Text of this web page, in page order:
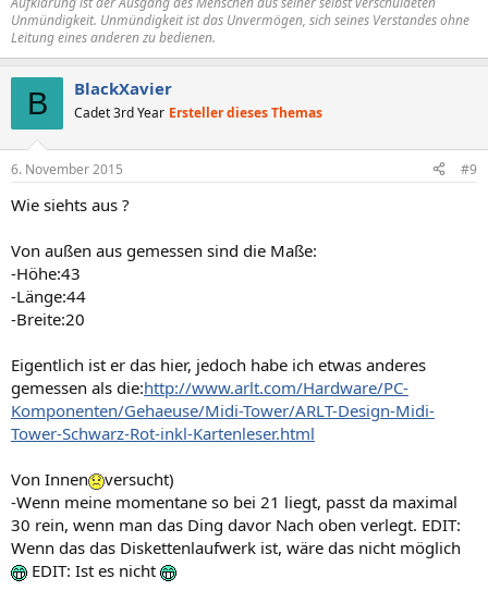
Unmündigkeit. Unmündigkeit ist das Unvermögen, sich seines Verstandes ohne
Leitung eines anderen zu bedienen.
B BlackXavier
Cadet 3rd Year Ersteller dieses Themas
6. November 2015 #9
Wie siehts aus ?
Von außen aus gemessen sind die Maße:
-Höhe:43
-Länge:44
-Breite:20
Eigentlich ist er das hier, jedoch habe ich etwas anderes
gemessen als die:http://www.arlt.com/Hardware/PC-
Komponenten/Gehaeuse/Midi-Tower/ARLT-Design-Midi-
Tower-Schwarz-Rot-inkl-Kartenleser.html
Von Innen
versucht)
-Wenn meine momentane so bei 21 liegt, passt da maximal
30 rein, wenn man das Ding davor Nach oben verlegt. EDIT:
Wenn das das Diskettenlaufwerk ist, wäre das nicht möglich
EDIT: Ist es nicht